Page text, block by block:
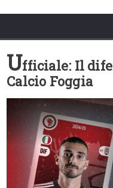
Ufficiale: Il
Calcio Foggia